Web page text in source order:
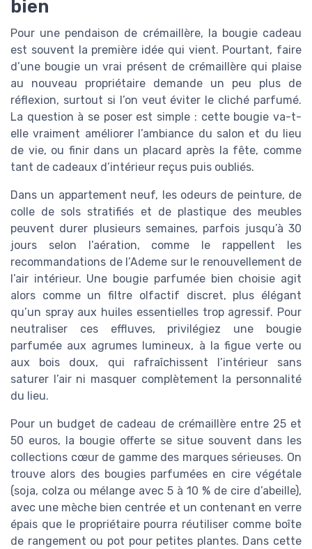
bien
Pour une pendaison de crémaillère, la bougie cadeau
est souvent la première idée qui vient. Pourtant, faire
d’une bougie un vrai présent de crémaillère qui plaise
au nouveau propriétaire demande un peu plus de
réflexion, surtout si l’on veut éviter le cliché parfumé.
La question à se poser est simple : cette bougie va-t-
elle vraiment améliorer l’ambiance du salon et du lieu
de vie, ou finir dans un placard après la fête, comme
tant de cadeaux d’intérieur reçus puis oubliés.
Dans un appartement neuf, les odeurs de peinture, de
colle de sols stratifiés et de plastique des meubles
peuvent durer plusieurs semaines, parfois jusqu’à 30
jours selon l’aération, comme le rappellent les
recommandations de l’Ademe sur le renouvellement de
l’air intérieur. Une bougie parfumée bien choisie agit
alors comme un filtre olfactif discret, plus élégant
qu’un spray aux huiles essentielles trop agressif. Pour
neutraliser ces effluves, privilégiez une bougie
parfumée aux agrumes lumineux, à la figue verte ou
aux bois doux, qui rafraîchissent l’intérieur sans
saturer l’air ni masquer complètement la personnalité
du lieu.
Pour un budget de cadeau de crémaillère entre 25 et
50 euros, la bougie offerte se situe souvent dans les
collections cœur de gamme des marques sérieuses. On
trouve alors des bougies parfumées en cire végétale
(soja, colza ou mélange avec 5 à 10 % de cire d’abeille),
avec une mèche bien centrée et un contenant en verre
épais que le propriétaire pourra réutiliser comme boîte
de rangement ou pot pour petites plantes. Dans cette